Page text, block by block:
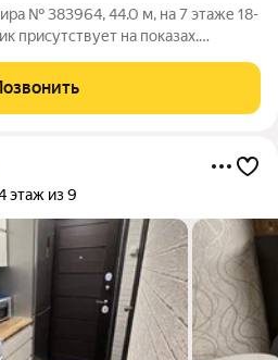
№ 383964, 44.0 м, на 7 этаже 18-
присутствует на показах.
условиям проживания: можно с
этаж из 9